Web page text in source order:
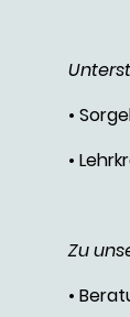
•
•
Zu
•